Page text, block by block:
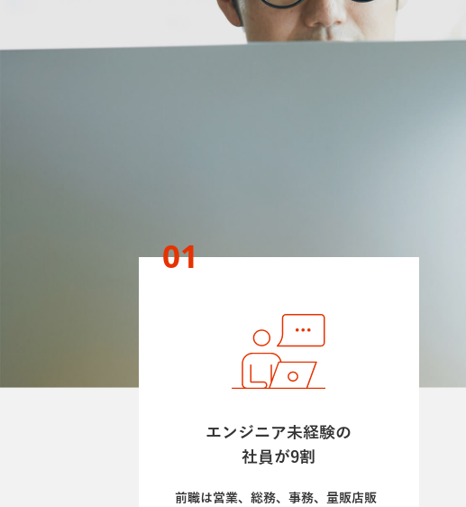
01
エンジニア未経験の
社員が9割
前職は営業、総務、事務、量販店販